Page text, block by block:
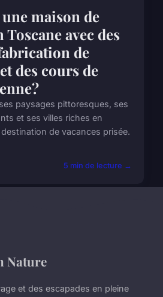
maison de
Toscane avec des
de
des cours de
paysages pittoresques, ses
et ses villes riches en
de vacances prisée.
5 min de lecture →
Nature
et des escapades en pleine